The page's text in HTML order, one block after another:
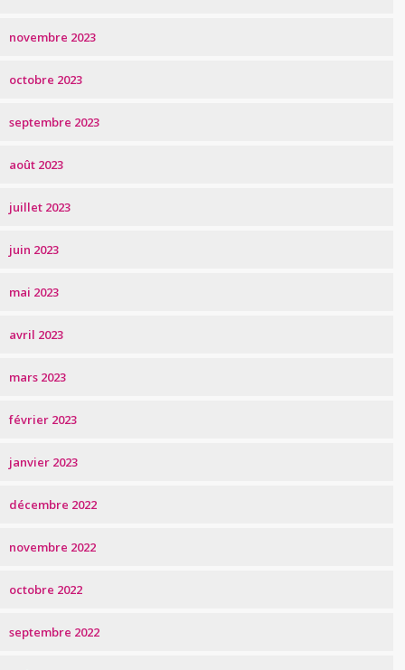
novembre 2023
octobre 2023
septembre 2023
août 2023
juillet 2023
juin 2023
mai 2023
avril 2023
mars 2023
février 2023
janvier 2023
décembre 2022
novembre 2022
octobre 2022
septembre 2022